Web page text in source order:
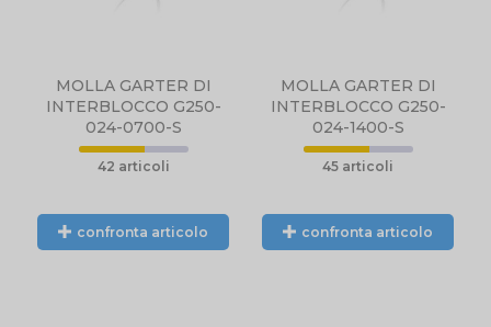
MOLLA GARTER DI
INTERBLOCCO G250-
024-0700-S
42 articoli
confronta articolo
MOLLA GARTER DI
INTERBLOCCO G250-
024-1400-S
45 articoli
confronta articolo